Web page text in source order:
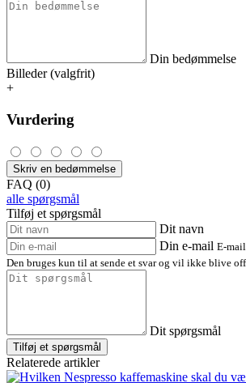
Din bedømmelse
Billeder (valgfrit)
+
Vurdering
Skriv en bedømmelse
FAQ (0)
alle spørgsmål
Tilføj et spørgsmål
Dit navn
Din e-mail E-
Den bruges kun til at sende et svar og vil ikke blive
Dit spørgsmål
Tilføj et spørgsmål
Relaterede artikler